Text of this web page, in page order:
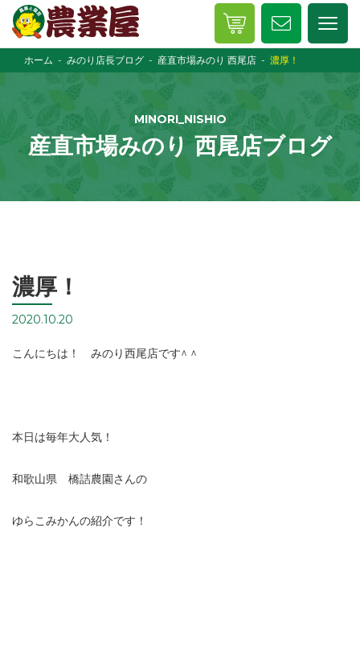
ホーム みのり店長ブログ 産直市場みのり 西尾店 濃厚！
MINORI_NISHIO
産直市場みのり 西尾店ブログ
濃厚！
2020.10.20
こんにちは！ みのり西尾店です^ ^
本日は毎年大人気！
和歌山県 橋詰農園さんの
ゆらこみかんの紹介です！